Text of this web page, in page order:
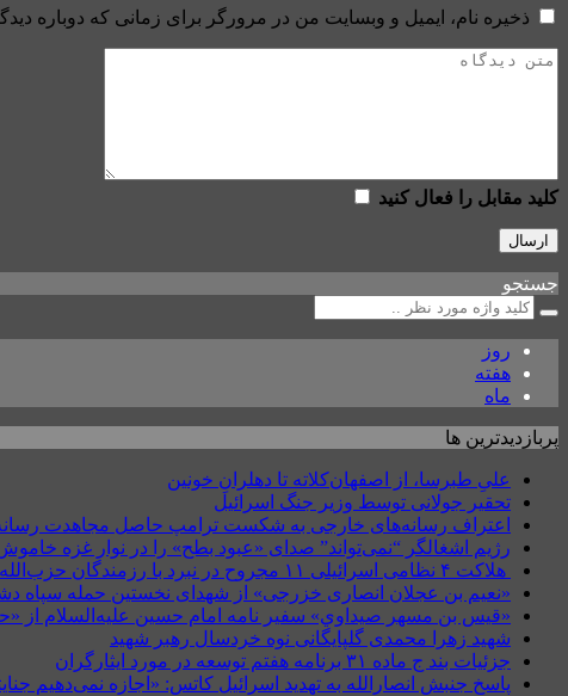
ذخیره نام، ایمیل و وبسایت من در مرورگر برای زمانی که دوباره
کلید مقابل را فعال کنید
جستجو
روز
هفته
ماه
پربازدیدترین ها
علیِ طبرسا، از اصفهان‌کلاته تا دهلرانِ خونین
تحقیر جولانی توسط وزیر جنگ اسرائیل
اعتراف رسانه‌های خارجی به شکست ترامپ حاصل مجاهدت
رژیم اشغالگر “نمی‌تواند” صدای «عبود بطح» را در نوار غزه
هلاکت ۴ نظامی اسرائیلی ۱۱ مجروح در نبرد با رزمندگان حزب‌الله در جنوب لبنان + عکس
«نعیم بن عجلان انصاری خزرجی» از شهدای نخستین حمله سپاه
«قيس بن مسهر صيداوي» سفیر نامه امام حسین علیه‌السلام از
شهید زهرا محمدی گلپایگانی نوه خردسال رهبر شهید
جزئیات بند ج ماده ۳۱ برنامه هفتم توسعه در مورد ایثارگران
پاسخ جنبش انصارالله به تهدید اسرائیل کاتس: «اجازه نمی‌دهیم